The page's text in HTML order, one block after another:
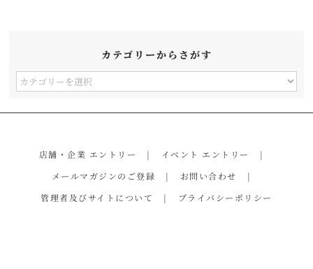
カテゴリーからさがす
カ
店舗・企業 エントリー
イベント エントリー
メールマガジンのご登録
お問い合わせ
管理者及びサイトについて
プライバシーポリシー